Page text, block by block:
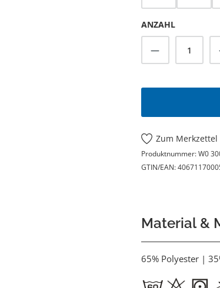
ANZAHL
Produkt
Zum
Produktnummer:W0
GTIN/EAN:
Material &
65% Polyester |